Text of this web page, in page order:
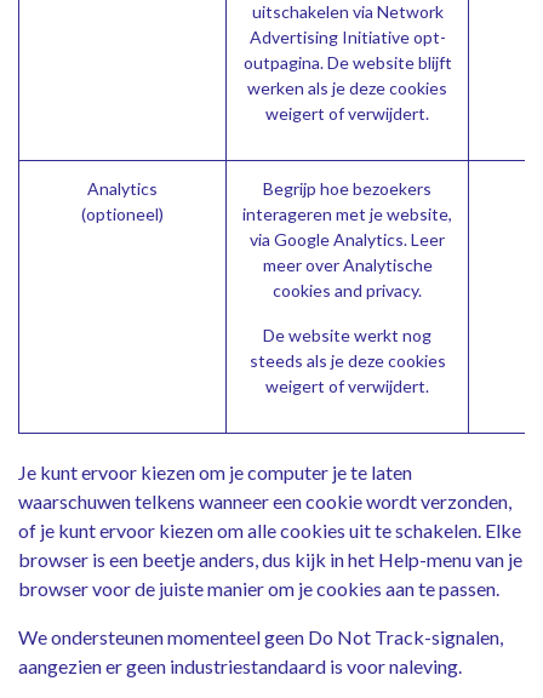
uitschakelen via Network
Advertising Initiative opt-
outpagina. De website blijft
werken als je deze cookies
weigert of verwijdert.
Analytics
(optioneel)
Begrijp hoe bezoekers
interageren met je website,
via Google Analytics. Leer
meer overAnalytische
cookies and privacy.
De website werkt nog
steeds als je deze cookies
weigert of verwijdert.
Je kunt ervoor kiezen om je computer je te laten
waarschuwen telkens wanneer een cookie wordt verzonden,
of je kunt ervoor kiezen om alle cookies uit te schakelen. Elke
browser is een beetje anders, dus kijk in het Help-menu van je
browser voor de juiste manier om je cookies aan te passen.
We ondersteunen momenteel geen Do Not Track-signalen,
aangezien er geen industriestandaard is voor naleving.